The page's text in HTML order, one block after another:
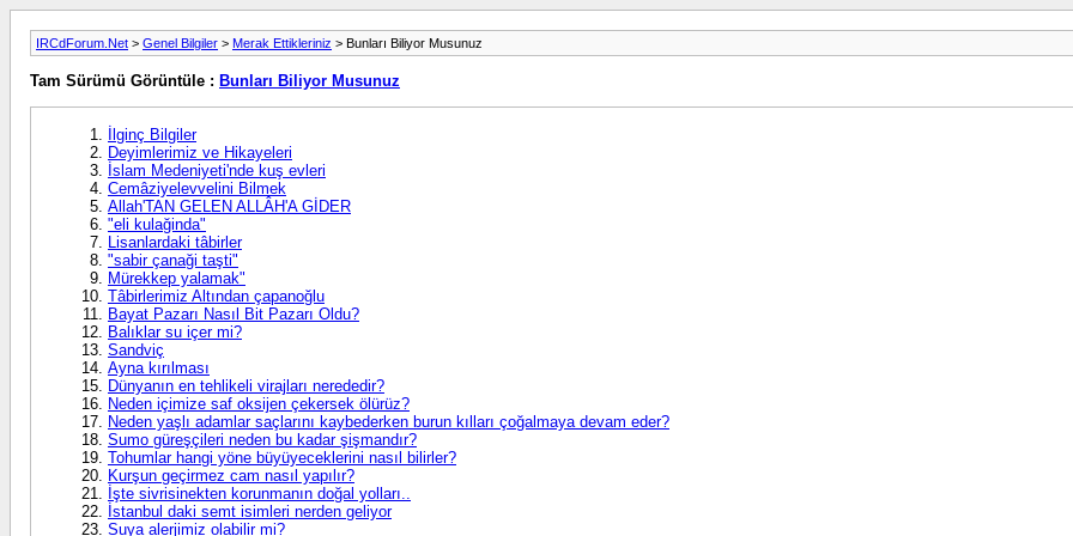
IRCdForum.Net > Genel Bilgiler > Merak Ettikleriniz > Bunları Biliyor Musunuz
Tam Sürümü Görüntüle : Bunları Biliyor Musunuz
İlginç Bilgiler
Deyimlerimiz ve Hikayeleri
İslam Medeniyeti'nde kuş evleri
Cemâziyelevvelini Bilmek
Allah'TAN GELEN ALLÂH'A GİDER
"eli kulağinda"
Lisanlardaki tâbirler
"sabir çanaği taşti"
Mürekkep yalamak"
Tâbirlerimiz Altından çapanoğlu
Bayat Pazarı Nasıl Bit Pazarı Oldu?
Balıklar su içer mi?
Sandviç
Ayna kırılması
Dünyanın en tehlikeli virajları nerededir?
Neden içimize saf oksijen çekersek ölürüz?
Neden yaşlı adamlar saçlarını kaybederken burun kılları çoğalmaya devam eder?
Sumo güreşçileri neden bu kadar şişmandır?
Tohumlar hangi yöne büyüyeceklerini nasıl bilirler?
Kurşun geçirmez cam nasıl yapılır?
İşte sivrisinekten korunmanın doğal yolları..
İstanbul daki semt isimleri nerden geliyor
Suya alerjimiz olabilir mi?